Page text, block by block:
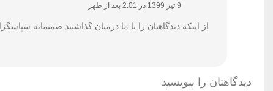
9 تیر 1399 در 2:01 بعد از ظهر
از اینکه دیدگاهتان را با ما درمیان گذاشتید صمیمانه
دیدگاهتان را بنویسید